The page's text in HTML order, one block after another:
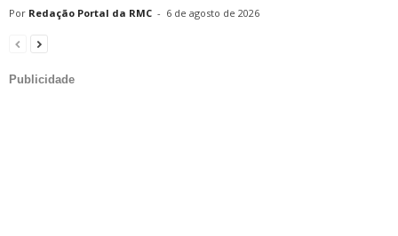
Redação Portal da RMC - 6 de agosto de 2026
Publicidade